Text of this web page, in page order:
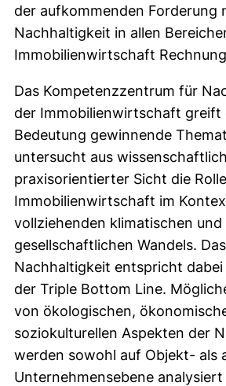
der aufkommenden Forderung
Nachhaltigkeit in allen
Immobilienwirtschaft
Das Kompetenzzentrum für
der Immobilienwirtschaft greift
Bedeutung gewinnende
untersucht aus
praxisorientierter Sicht die
Immobilienwirtschaft im
vollziehenden klimatischen und
gesellschaftlichen Wandels.
Nachhaltigkeit entspricht dabei
der Triple Bottom Line.
von ökologischen,
soziokulturellen Aspekten der
werden sowohl auf Objekt- als
Unternehmensebene